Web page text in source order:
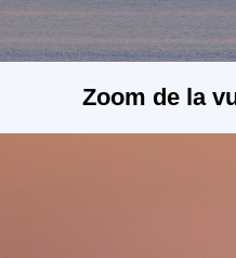
Zoom de la